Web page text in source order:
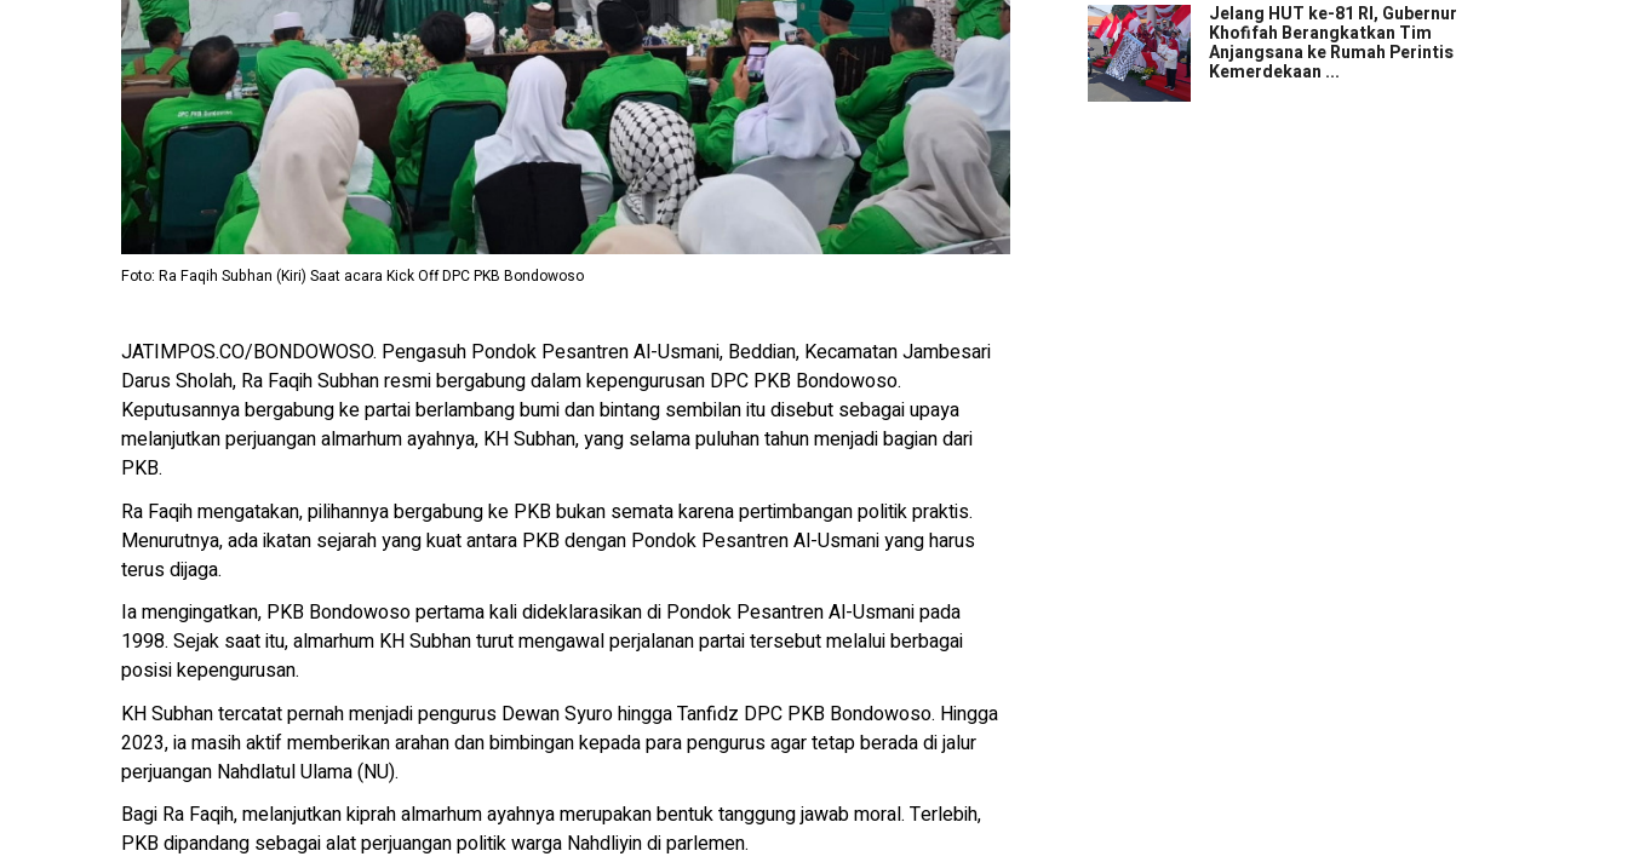
Foto: Ra Faqih Subhan (Kiri) Saat acara Kick Off DPC PKB Bondowoso
JATIMPOS.CO/BONDOWOSO. Pengasuh Pondok Pesantren Al-Usmani, Beddian, Kecamatan Jambesari
Darus Sholah, Ra Faqih Subhan resmi bergabung dalam kepengurusan DPC PKB Bondowoso.
Keputusannya bergabung ke partai berlambang bumi dan bintang sembilan itu disebut sebagai upaya
melanjutkan perjuangan almarhum ayahnya, KH Subhan, yang selama puluhan tahun menjadi bagian dari
PKB.
Ra Faqih mengatakan, pilihannya bergabung ke PKB bukan semata karena pertimbangan politik praktis.
Menurutnya, ada ikatan sejarah yang kuat antara PKB dengan Pondok Pesantren Al-Usmani yang harus
terus dijaga.
Ia mengingatkan, PKB Bondowoso pertama kali dideklarasikan di Pondok Pesantren Al-Usmani pada
1998. Sejak saat itu, almarhum KH Subhan turut mengawal perjalanan partai tersebut melalui berbagai
posisi kepengurusan.
KH Subhan tercatat pernah menjadi pengurus Dewan Syuro hingga Tanfidz DPC PKB Bondowoso. Hingga
2023, ia masih aktif memberikan arahan dan bimbingan kepada para pengurus agar tetap berada di jalur
perjuangan Nahdlatul Ulama (NU).
Bagi Ra Faqih, melanjutkan kiprah almarhum ayahnya merupakan bentuk tanggung jawab moral. Terlebih,
PKB dipandang sebagai alat perjuangan politik warga Nahdliyin di parlemen.
Jelang HUT ke-81 RI, Gubernur
Khofifah Berangkatkan Tim
Anjangsana ke Rumah Perintis
Kemerdekaan ...